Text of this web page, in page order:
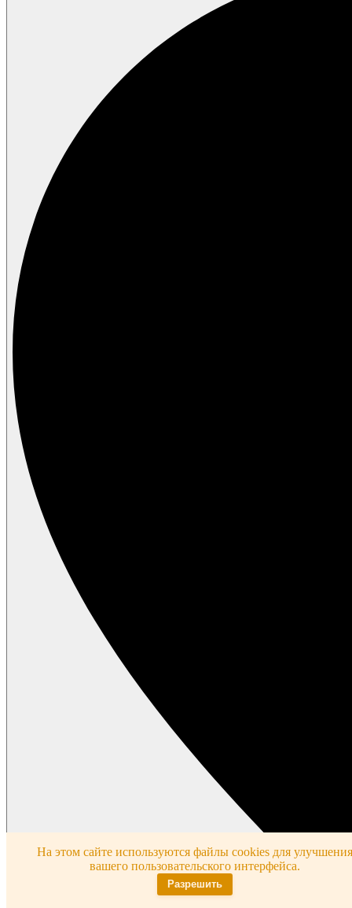
На этом сайте используются файлы cookies для улучшения
вашего пользовательского интерфейса.
Разрешить